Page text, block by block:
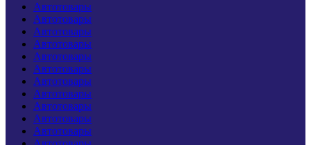
Автотовары
Автотовары
Автотовары
Автотовары
Автотовары
Автотовары
Автотовары
Автотовары
Автотовары
Автотовары
Автотовары